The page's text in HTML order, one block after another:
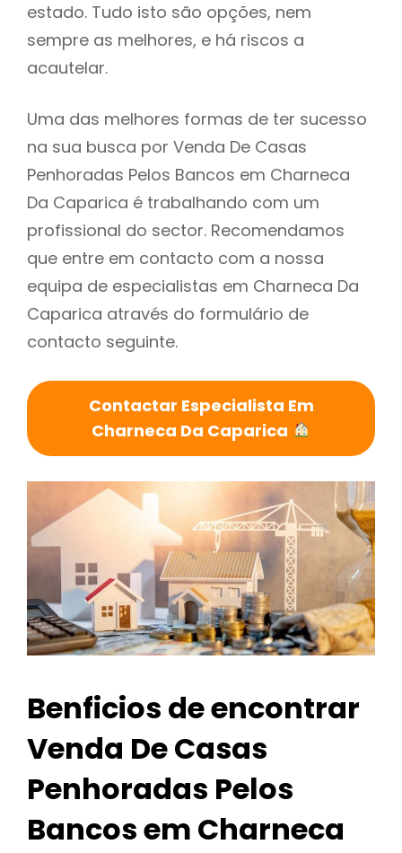
estado. Tudo isto são opções, nem
sempre as melhores, e há riscos a
acautelar.
Uma das melhores formas de ter sucesso
na sua busca por Venda De Casas
Penhoradas Pelos Bancos em Charneca
Da Caparica é trabalhando com um
profissional do sector. Recomendamos
que entre em contacto com a nossa
equipa de especialistas em Charneca Da
Caparica através do formulário de
contacto seguinte.
Contactar Especialista Em
Charneca Da Caparica
Benficios de encontrar
Venda De Casas
Penhoradas Pelos
Bancos em Charneca